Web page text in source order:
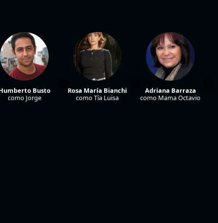
Busto
como Jorge
Rosa María Bianchi
como Tía Luisa
Adriana Barraza
como Mama Octavio